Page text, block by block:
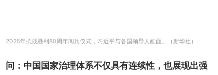
2025年抗战胜利80周年阅兵仪式，习近平与各国领导人画面。（新华社）
问：中国国家治理体系不仅具有连续性，也展现出强